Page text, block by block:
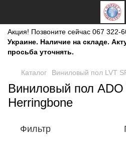
Акция! Позвоните сейчас 067 322-
Украине. Наличие на складе.
просьба уточнять.
Каталог Виниловый пол LVT
Виниловый пол
Herringbone
Фильтр